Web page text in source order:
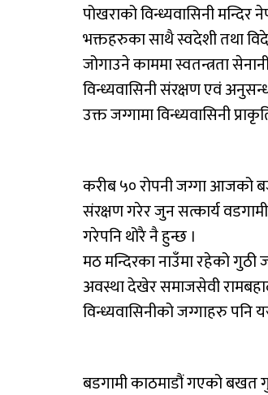
पोखराको विन्ध्यवासिनी
भक्तहरुका साथै स्वदेशी तथा
जोगाउने काममा स्वतन्त्रता
विन्ध्यवासिनी संरक्षण एवं
उक्त जग्गामा विन्ध्यवासिनी
करीब ५० रोपनी जग्गा आजको
संरक्षण गरेर जुन सत्कार्य
गरेपनि थोरै नै हुन्छ ।
मठ मन्दिरका नाउँमा रहेको गुठी
अवस्था देखेर समाजसेवी
विन्ध्यवासिनीको जग्गाहरु
बडगामी काठमाडौं गएको बखत